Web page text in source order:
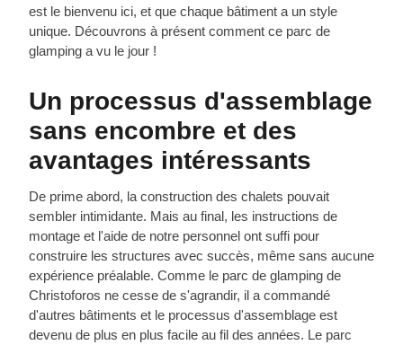
est le bienvenu ici, et que chaque bâtiment a un style
unique. Découvrons à présent comment ce parc de
glamping a vu le jour !
Un processus d'assemblage
sans encombre et des
avantages intéressants
De prime abord, la construction des chalets pouvait
sembler intimidante. Mais au final, les instructions de
montage et l'aide de notre personnel ont suffi pour
construire les structures avec succès, même sans aucune
expérience préalable. Comme le parc de glamping de
Christoforos ne cesse de s'agrandir, il a commandé
d'autres bâtiments et le processus d'assemblage est
devenu de plus en plus facile au fil des années. Le parc